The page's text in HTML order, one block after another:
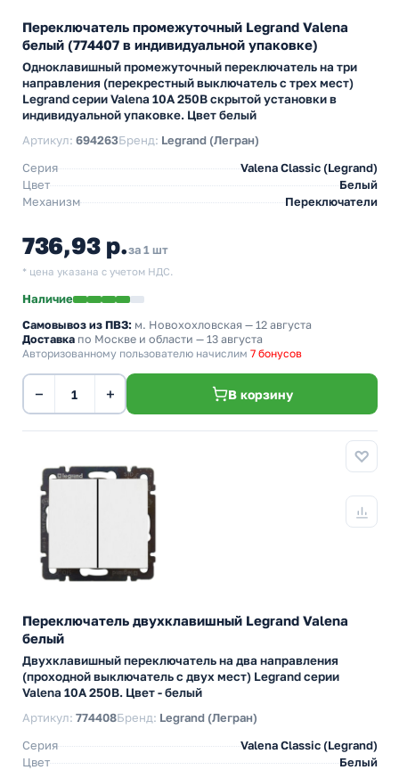
Переключатель промежуточный Legrand Valena
белый (774407 в индивидуальной упаковке)
Одноклавишный промежуточный переключатель на три
направления (перекрестный выключатель с трех мест)
Legrand серии Valena 10А 250В скрытой установки в
индивидуальной упаковке. Цвет белый
Артикул: 694263Бренд: Legrand (Легран)
Серия
Valena Classic (Legrand)
Цвет
Белый
Механизм
Переключатели
736,93 р.за 1 шт
* цена указана с учетом НДС.
Наличие
Самовывоз из ПВЗ: м. Новохохловская — 12 августа
Доставка по Москве и области — 13 августа
Авторизованному пользователю начислим 7 бонусов
− + В корзину
Переключатель двухклавишный Legrand Valena
белый
Двухклавишный переключатель на два направления
(проходной выключатель с двух мест) Legrand серии
Valena 10А 250В. Цвет - белый
Артикул: 774408Бренд: Legrand (Легран)
Серия
Valena Classic (Legrand)
Цвет
Белый